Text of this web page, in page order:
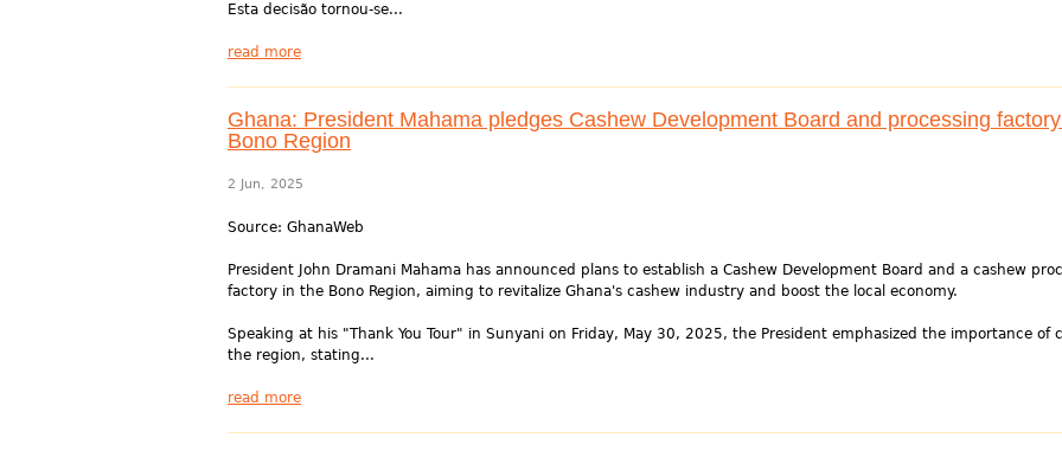
Esta decisão tornou-se...
read more
Ghana: President Mahama pledges Cashew Development Board and processing
Bono Region
2 Jun, 2025
Source: GhanaWeb
President John Dramani Mahama has announced plans to establish a Cashew Development Board and a cashew
factory in the Bono Region, aiming to revitalize Ghana's cashew industry and boost the local economy.
Speaking at his "Thank You Tour" in Sunyani on Friday, May 30, 2025, the President emphasized the importance of
the region, stating...
read more